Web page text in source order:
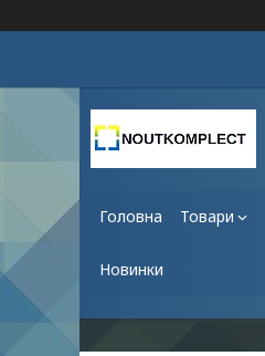
Головна Товари
Новинки